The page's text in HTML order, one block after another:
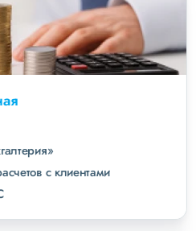
с клиентами